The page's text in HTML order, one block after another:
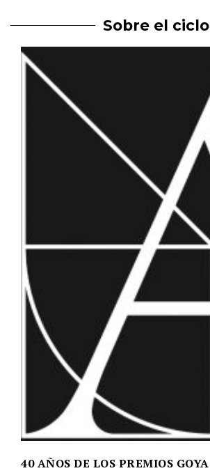
Sobre el ciclo
40 AÑOS DE LOS PREMIOS GOYA